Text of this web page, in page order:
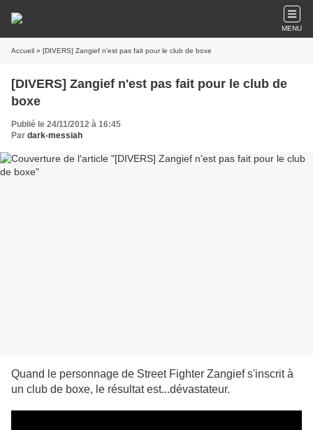
MENU
Accueil » [DIVERS] Zangief n'est pas fait pour le club de boxe
[DIVERS] Zangief n'est pas fait pour le club de
boxe
Publié le 24/11/2012 à 16:45
Par dark-messiah
Quand le personnage de Street Fighter Zangief s'inscrit à
un club de boxe, le résultat est...dévastateur.